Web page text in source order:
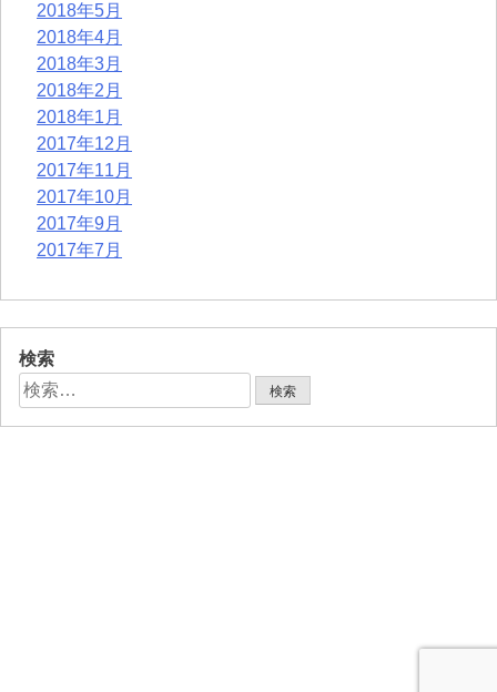
2018年5月
2018年4月
2018年3月
2018年2月
2018年1月
2017年12月
2017年11月
2017年10月
2017年9月
2017年7月
検索
検
索: